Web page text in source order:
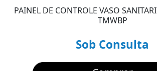
PAINEL DE CONTROLE VASO
TMWBP
Sob Consulta